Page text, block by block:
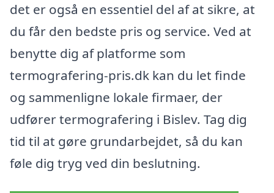
det er også en essentiel del af at sikre, at
du får den bedste pris og service. Ved at
benytte dig af platforme som
termografering-pris.dk kan du let finde
og sammenligne lokale firmaer, der
udfører termografering i Bislev. Tag dig
tid til at gøre grundarbejdet, så du kan
føle dig tryg ved din beslutning.